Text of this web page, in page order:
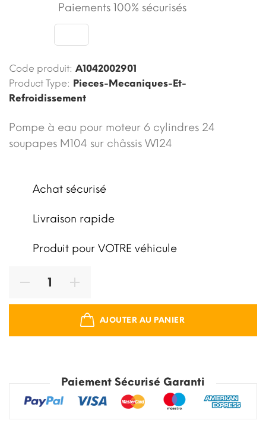
Paiements 100% sécurisés
Code produit: A1042002901
Product Type: Pieces-Mecaniques-Et-
Refroidissement
Pompe à eau pour moteur 6 cylindres 24
soupapes M104 sur châssis W124
Achat sécurisé
Livraison rapide
Produit pour VOTRE véhicule
AJOUTER AU PANIER
Paiement Sécurisé Garanti